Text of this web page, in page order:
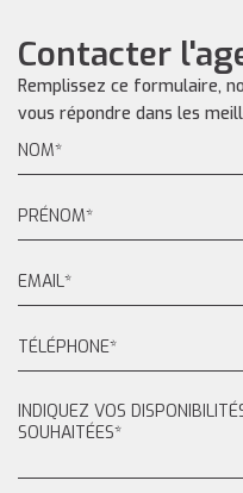
Contacter
Remplissez ce formulaire,
vous répondre dans les